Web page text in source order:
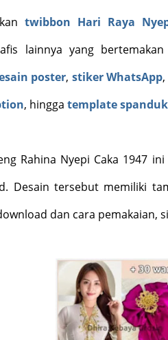
twibbon Hari Raya
lainnya yang
poster, stiker WhatsApp,
, hingga template spanduk
Rahina Nyepi Caka 1947
Desain tersebut memiliki
dan cara pemakaian,